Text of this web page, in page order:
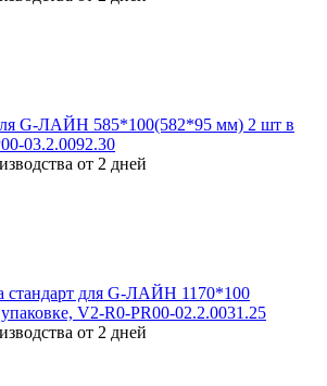
G-ЛАЙН 585*100(582*95 мм) 2 шт в
03.2.0092.30
от 2 дней
стандарт для G-ЛАЙН 1170*100
V2-R0-PR00-02.2.0031.25
от 2 дней